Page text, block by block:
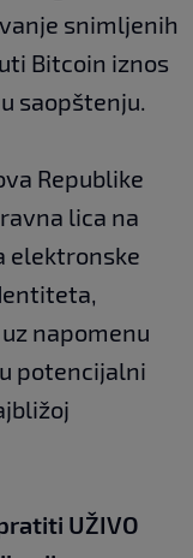
snimljenih
Bitcoin iznos
saopštenju.
Republike
lica na
elektronske
napomenu
potencijalni
UŽIVO